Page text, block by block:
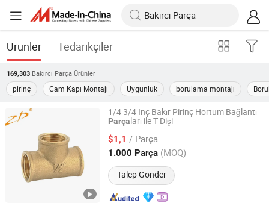
Ürünler Tedarikçiler
169,303 Bakırcı Parça Ürünler
pirinç Cam Kapı Montajı Uygunluk borulama montajı
1/4 3/4 İnç Bakır Pirinç Hortum Bağlantı
Parçaları ile T Dişi
$1,1 / Parça
1.000 Parça (MOQ)
Talep Gönder
YUHUAN ZHONGDA BRASS INDUSTRY CO., LTD.
Zhejiang, China Fiyat 2021